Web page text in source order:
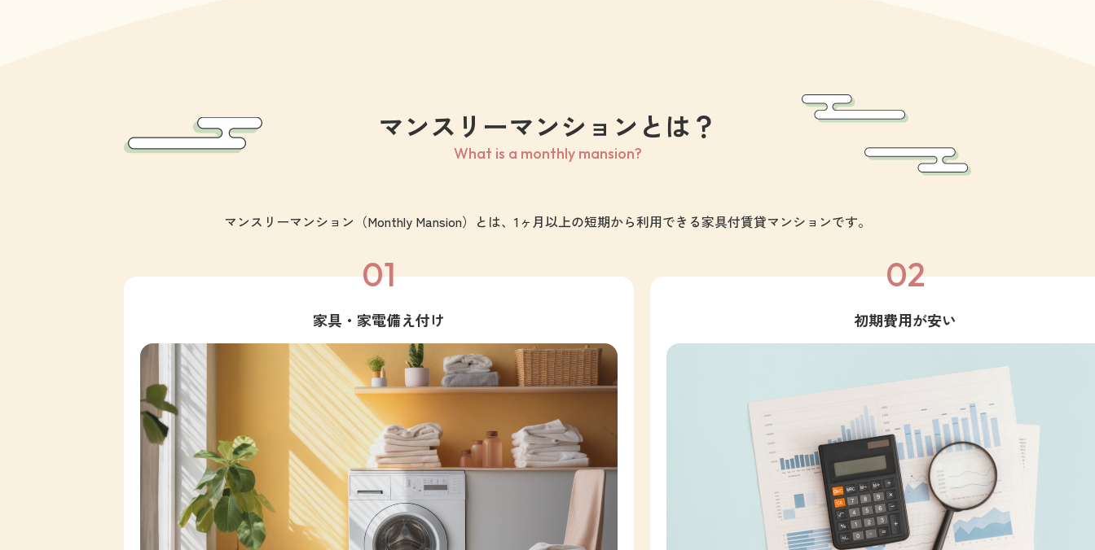
マンスリーマンションとは？
What is a monthly mansion?
マンスリーマンション（Monthly Mansion）とは、1ヶ月以上の短期から利用できる家具付賃貸マンションです。
01
家具・家電備え付け
02
初期費用が安い